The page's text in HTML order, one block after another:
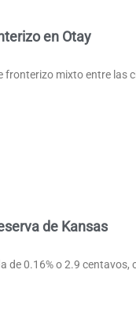
en Otay
mixto entre las
de Kansas
de 0.16% o 2.9